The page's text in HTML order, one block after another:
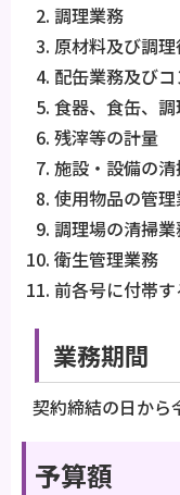
調理業務
原材料及び調
配缶業務及び
食器、食缶、
残滓等の計量
施設・設備の
使用物品の管
調理場の清掃
衛生管理業務
前各号に付帯
業務期間
契約締結の日から
予算額